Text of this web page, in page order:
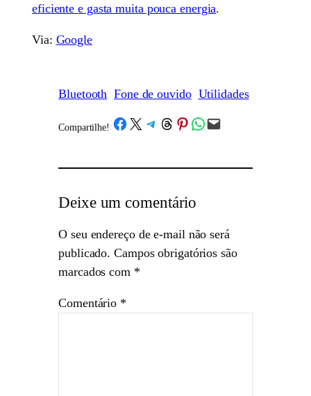
eficiente e gasta muita pouca energia.
Via: Google
Bluetooth Fone de ouvido Utilidades
Compartilhe! /Share on Facebook
Share on X Share on Telegram
Share on Threads
Share on Pinterest
Share on WhatsApp
Email this Page
Deixe um comentário
O seu endereço de e-mail não será
publicado. Campos obrigatórios são
marcados com *
Comentário *